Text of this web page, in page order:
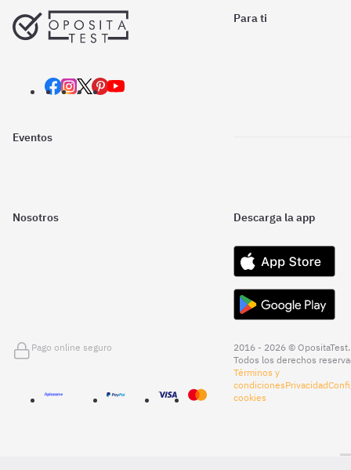
Para ti
Eventos
Nosotros Descarga la app
Pago online seguro
2016 - 2026 © OpositaTest.
Todos los derechos
Términos y
condicionesPrivacidad
cookies